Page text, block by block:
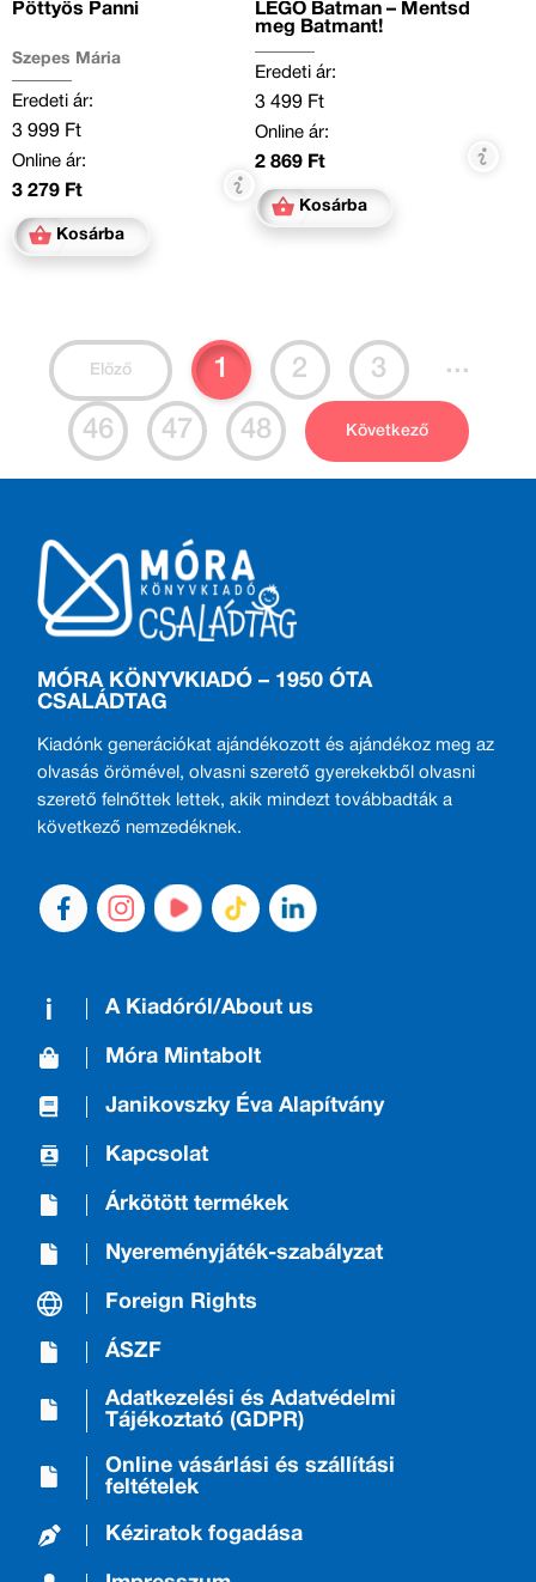
Pöttyös Panni
Szepes Mária
Eredeti ár:
3 999 Ft
Online ár:
3 279 Ft
Kosárba
LEGO Batman – Mentsd
meg Batmant!
Eredeti ár:
3 499 Ft
Online ár:
2 869 Ft
Kosárba
Előző 1 2 3 ...
46 47 48 Következő
MÓRA KÖNYVKIADÓ – 1950 ÓTA
CSALÁDTAG
Kiadónk generációkat ajándékozott és ajándékoz meg az
olvasás örömével, olvasni szerető gyerekekből olvasni
szerető felnőttek lettek, akik mindezt továbbadták a
következő nemzedéknek.
A Kiadóról/About us
Móra Mintabolt
Janikovszky Éva Alapítvány
Kapcsolat
Árkötött termékek
Nyereményjáték-szabályzat
Foreign Rights
ÁSZF
Adatkezelési és Adatvédelmi
Tájékoztató (GDPR)
Online vásárlási és szállítási
feltételek
Kéziratok fogadása